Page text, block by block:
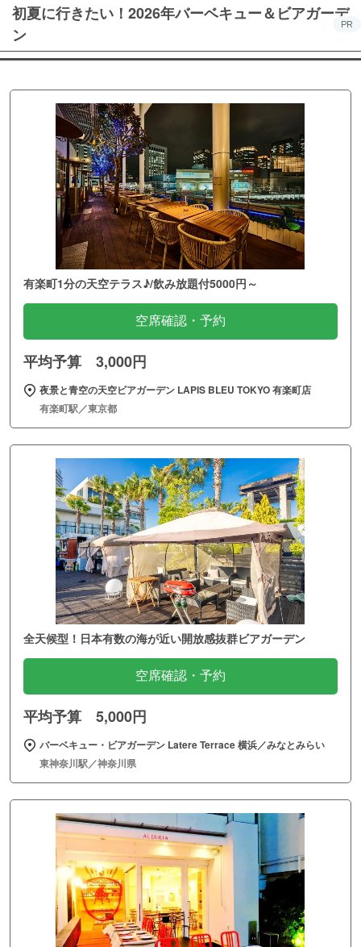
初夏に行きたい！2026年バーベキュー＆ビアガーデ
ン
PR
有楽町1分の天空テラス♪/飲み放題付5000円～
空席確認・予約
平均予算 3,000円
夜景と青空の天空ビアガーデン LAPIS BLEU TOKYO 有楽町店
有楽町駅／東京都
全天候型！日本有数の海が近い開放感抜群ビアガーデン
空席確認・予約
平均予算 5,000円
バーベキュー・ビアガーデン Latere Terrace 横浜／みなとみらい
東神奈川駅／神奈川県